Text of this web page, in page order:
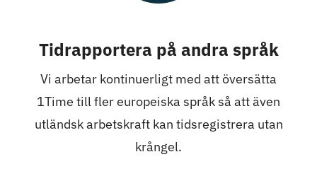
Tidrapportera på andra språk
Vi arbetar kontinuerligt med att översätta
1Time till fler europeiska språk så att även
utländsk arbetskraft kan tidsregistrera utan
krångel.